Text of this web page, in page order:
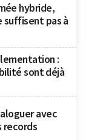
hybride,
suffisent pas à
:
sont déjà
avec
records